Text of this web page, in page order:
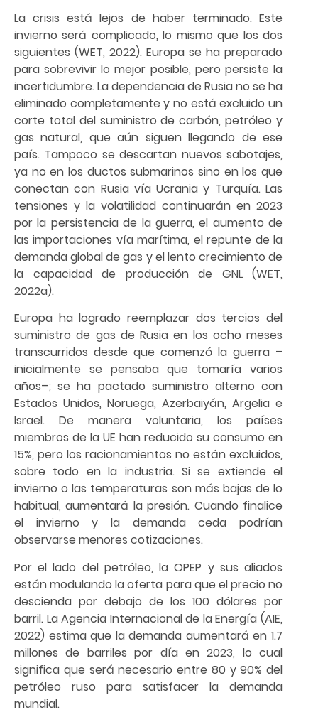
La crisis está lejos de haber terminado. Este
invierno será complicado, lo mismo que los dos
siguientes (WET, 2022). Europa se ha preparado
para sobrevivir lo mejor posible, pero persiste la
incertidumbre. La dependencia de Rusia no se ha
eliminado completamente y no está excluido un
corte total del suministro de carbón, petróleo y
gas natural, que aún siguen llegando de ese
país. Tampoco se descartan nuevos sabotajes,
ya no en los ductos submarinos sino en los que
conectan con Rusia vía Ucrania y Turquía. Las
tensiones y la volatilidad continuarán en 2023
por la persistencia de la guerra, el aumento de
las importaciones vía marítima, el repunte de la
demanda global de gas y el lento crecimiento de
la capacidad de producción de GNL (WET,
2022a).
Europa ha logrado reemplazar dos tercios del
suministro de gas de Rusia en los ocho meses
transcurridos desde que comenzó la guerra –
inicialmente se pensaba que tomaría varios
años–; se ha pactado suministro alterno con
Estados Unidos, Noruega, Azerbaiyán, Argelia e
Israel. De manera voluntaria, los países
miembros de la UE han reducido su consumo en
15%, pero los racionamientos no están excluidos,
sobre todo en la industria. Si se extiende el
invierno o las temperaturas son más bajas de lo
habitual, aumentará la presión. Cuando finalice
el invierno y la demanda ceda podrían
observarse menores cotizaciones.
Por el lado del petróleo, la OPEP y sus aliados
están modulando la oferta para que el precio no
descienda por debajo de los 100 dólares por
barril. La Agencia Internacional de la Energía (AIE,
2022) estima que la demanda aumentará en 1.7
millones de barriles por día en 2023, lo cual
significa que será necesario entre 80 y 90% del
petróleo ruso para satisfacer la demanda
mundial.